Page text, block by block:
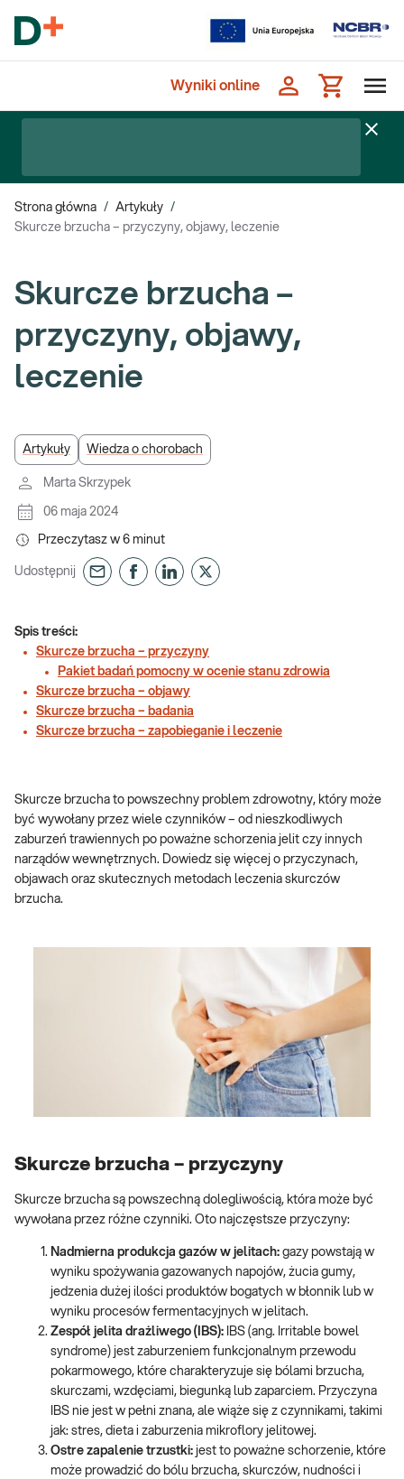
Wyniki online
Strona główna / Artykuły /
Skurcze brzucha – przyczyny, objawy, leczenie
Skurcze brzucha –
przyczyny, objawy,
leczenie
Artykuły Wiedza o chorobach
Marta Skrzypek
06 maja 2024
Przeczytasz w 6 minut
Udostępnij
Spis treści:
Skurcze brzucha – przyczyny
Pakiet badań pomocny w ocenie stanu zdrowia
Skurcze brzucha – objawy
Skurcze brzucha – badania
Skurcze brzucha – zapobieganie i leczenie
Skurcze brzucha to powszechny problem zdrowotny, który może
być wywołany przez wiele czynników – od nieszkodliwych
zaburzeń trawiennych po poważne schorzenia jelit czy innych
narządów wewnętrznych. Dowiedz się więcej o przyczynach,
objawach oraz skutecznych metodach leczenia skurczów
brzucha.
Skurcze brzucha – przyczyny
Skurcze brzucha są powszechną dolegliwością, która może być
wywołana przez różne czynniki. Oto najczęstsze przyczyny:
Nadmierna produkcja gazów w jelitach: gazy powstają w
wyniku spożywania gazowanych napojów, żucia gumy,
jedzenia dużej ilości produktów bogatych w błonnik lub w
wyniku procesów fermentacyjnych w jelitach.
Zespół jelita drażliwego (IBS): IBS (ang. Irritable bowel
syndrome) jest zaburzeniem funkcjonalnym przewodu
pokarmowego, które charakteryzuje się bólami brzucha,
skurczami, wzdęciami, biegunką lub zaparciem. Przyczyna
IBS nie jest w pełni znana, ale wiąże się z czynnikami, takimi
jak: stres, dieta i zaburzenia mikroflory jelitowej.
Ostre zapalenie trzustki: jest to poważne schorzenie, które
może prowadzić do bólu brzucha, skurczów, nudności i